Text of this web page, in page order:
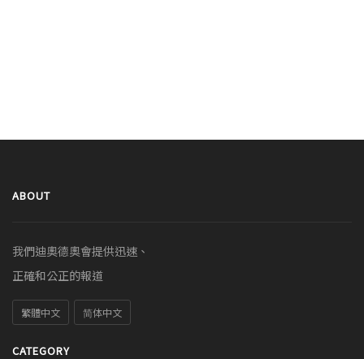
ABOUT
我們迪奧德奧會提供迅速、
正確和公正的報道
繁體中文 简体中文
CATEGORY